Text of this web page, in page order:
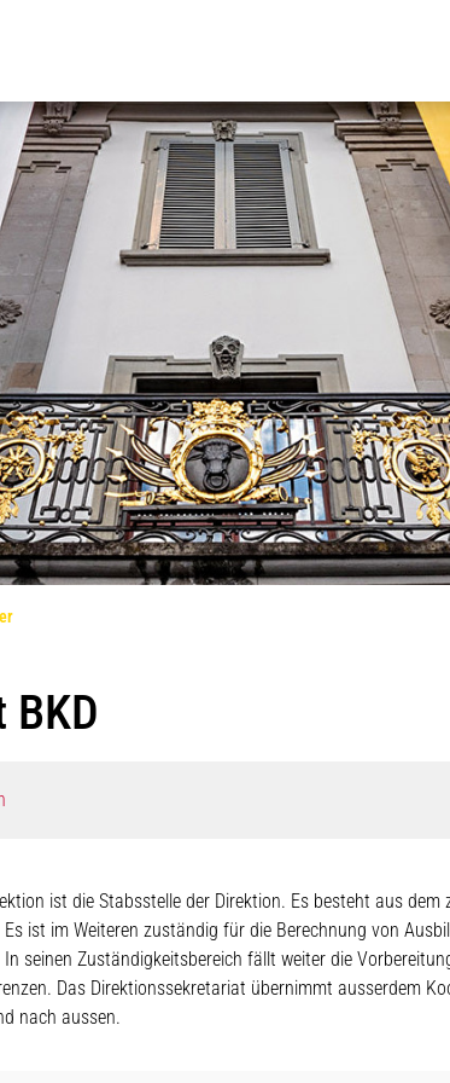
(ausgewählt)
ist die Stabsstelle der Direktion. Es besteht aus dem
ist im Weiteren zuständig für die Berechnung von
seinen Zuständigkeitsbereich fällt weiter die
Das Direktionssekretariat übernimmt ausserdem
nach aussen.